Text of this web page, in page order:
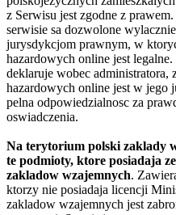
z Serwisu jest zgodne z
serwisie sa dozwolone
jurysdykcjom prawnym, w
hazardowych online jest
deklaruje wobec administratora,
hazardowych online jest w jego
pelna odpowiedzialnosc za
oswiadczenia.
Na terytorium polski zaklady
te podmioty, ktore posiadaja
zakladow wzajemnych.
ktorzy nie posiadaja licencji
zakladow wzajemnych jest